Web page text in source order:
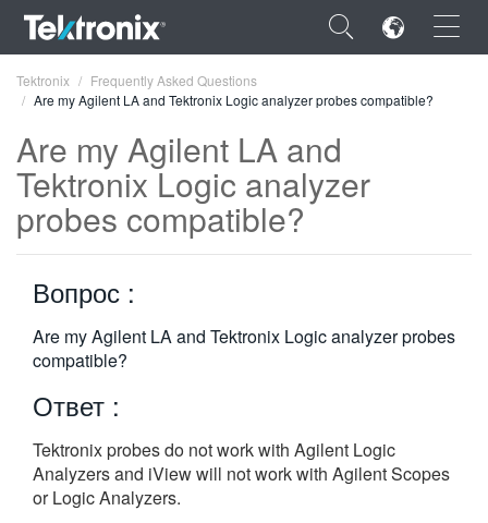
×
ENGLISH
FRANÇAIS
DEUTSCH
VIỆT NAM
한국어
繁體中文
Tektronix
Frequently Asked Questions
Are my Agilent LA and Tektronix Logic analyzer probes compatible?
Are my Agilent LA and
Tektronix Logic analyzer
probes compatible?
Вопрос :
Are my Agilent LA and Tektronix Logic analyzer probes
compatible?
Ответ :
Tektronix probes do not work with Agilent Logic
Analyzers and iView will not work with Agilent Scopes
or Logic Analyzers.